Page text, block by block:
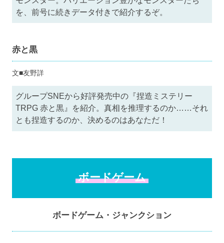
を、前号に続きデータ付きで紹介するぞ。
赤と黒
文■友野詳
グループSNEから好評発売中の『捏造ミステリー
TRPG 赤と黒』を紹介。真相を推理するのか……それ
とも捏造するのか、決めるのはあなただ！
ボードゲーム
ボードゲーム・ジャンクション